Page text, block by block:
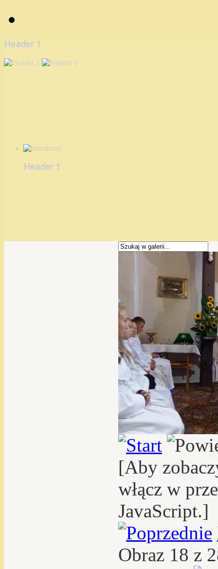
Header 1
Header 1
[Aby
włącz w
JavaScript.]
Obraz 18 z